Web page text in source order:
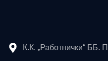
К.К. „Работнички“ ББ.